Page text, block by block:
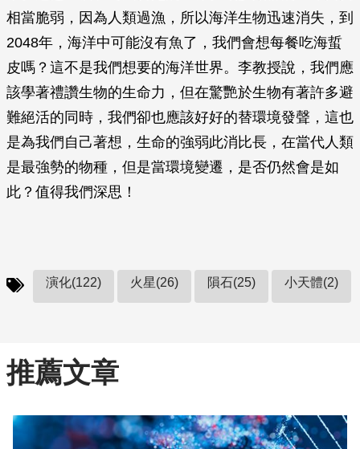
相當脆弱，因為人類過漁，所以海洋生物迅速消失，到
2048年，海洋中可能沒有魚了，我們會想每餐吃海蜇
皮嗎？這不是我們想要的海洋世界。李教授說，我們應
該學著禮讚生物的生命力，但在驚艷於生物有著許多避
難絕活的同時，我們卻也應該好好的替環境發聲，這也
是為我們自己著想，生命的強弱此消比長，在當代人類
是最強勢的物種，但是當環境變遷，是否仍然會是如
此？值得我們深思！
演化(122) 火星(26) 隕石(25) 小天體(2)
推薦文章